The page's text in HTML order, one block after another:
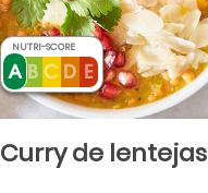
Curry de lentejas
NUTRI-SCORE